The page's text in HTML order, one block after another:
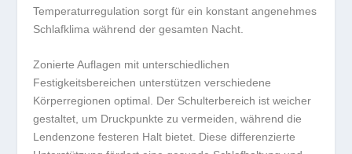
Temperaturregulation sorgt für ein konstant angenehmes
Schlafklima während der gesamten Nacht.
Zonierte Auflagen mit unterschiedlichen
Festigkeitsbereichen unterstützen verschiedene
Körperregionen optimal. Der Schulterbereich ist weicher
gestaltet, um Druckpunkte zu vermeiden, während die
Lendenzone festeren Halt bietet. Diese differenzierte